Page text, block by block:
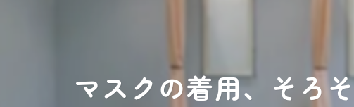
マスクの着用、そろ